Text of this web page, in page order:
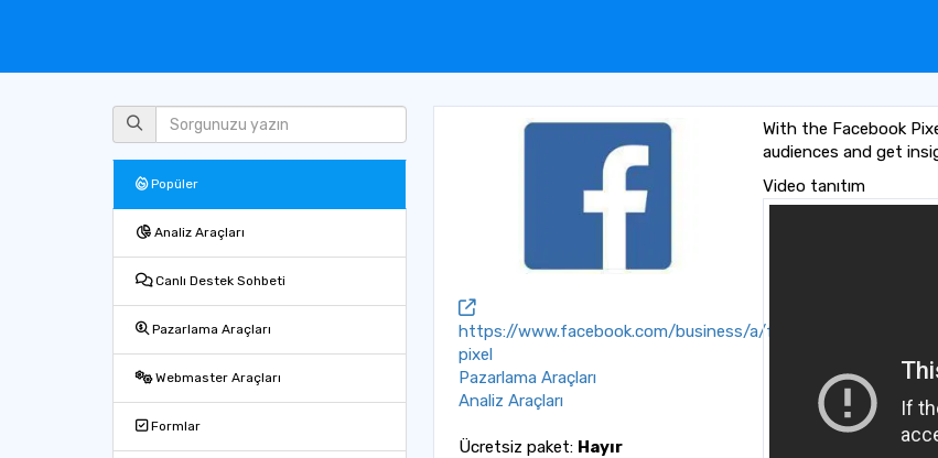
Popüler
Analiz Araçları
Canlı Destek Sohbeti
Pazarlama Araçları
Webmaster Araçları
Formlar
https://www.facebook.com/business/a/facebook-
pixel
Pazarlama Araçları
Analiz Araçları
Ücretsiz paket: Hayır
With the Facebook
audiences and get
Video tanıtım